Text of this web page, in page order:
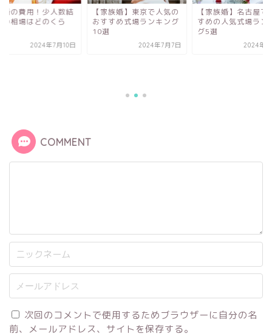
族婚】東京で人気の
め式場ランキング
2024年7月7日
【家族婚】名古屋でおす
すめの人気式場ランキン
グ5選
2024年7月9日
COMMENT
次回のコメントで使用するためブラウザーに自分の名
前、メールアドレス、サイトを保存する。